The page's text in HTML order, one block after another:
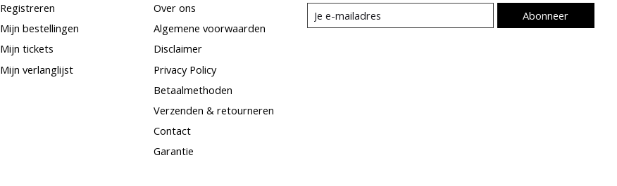
Registreren
Mijn bestellingen
Mijn tickets
Mijn verlanglijst
Over ons
Algemene voorwaarden
Disclaimer
Privacy Policy
Betaalmethoden
Verzenden & retourneren
Contact
Garantie
Abonneer